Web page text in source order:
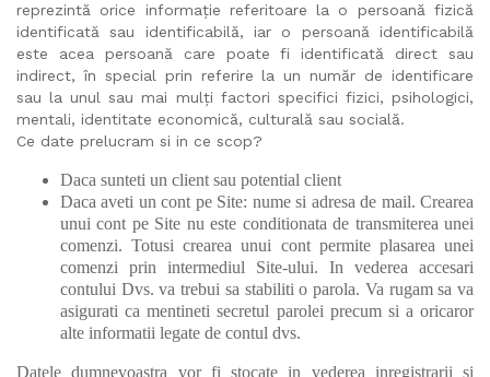
reprezintă orice informație referitoare la o persoană fizică
identificată sau identificabilă, iar o persoană identificabilă
este acea persoană care poate fi identificată direct sau
indirect, în special prin referire la un număr de identificare
sau la unul sau mai mulți factori specifici fizici, psihologici,
mentali, identitate economică, culturală sau socială.
Ce date prelucram si in ce scop?
Daca sunteti un client sau potential client
Daca aveti un cont pe Site: nume si adresa de mail. Crearea
unui cont pe Site nu este conditionata de transmiterea unei
comenzi. Totusi crearea unui cont permite plasarea unei
comenzi prin intermediul Site-ului. In vederea accesari
contului Dvs. va trebui sa stabiliti o parola. Va rugam sa va
asigurati ca mentineti secretul parolei precum si a oricaror
alte informatii legate de contul dvs.
Datele dumnevoastra vor fi stocate in vederea inregistrarii si